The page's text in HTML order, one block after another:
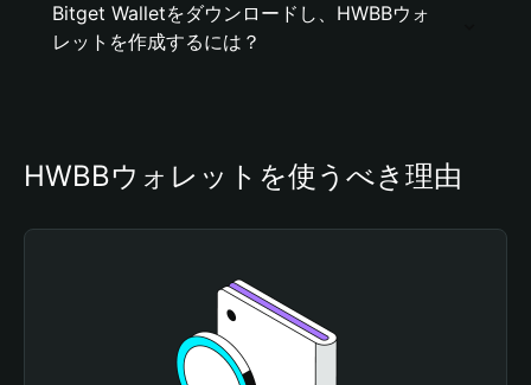
Bitget Walletをダウンロードし、HWBBウォ
レットを作成するには？
HWBBウォレットを使うべき理由